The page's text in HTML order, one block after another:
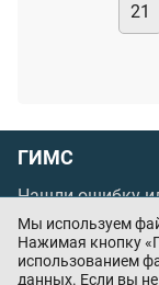
21
ГИМС
Нашли ошибку
нам
Порядок
картам/Цены/
Мы используем
Нажимая кнопку
использованием
данных. Если вы